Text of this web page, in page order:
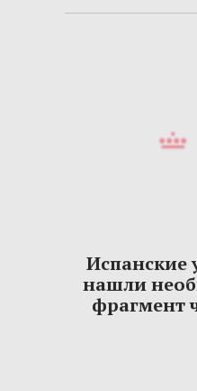
Испанские
нашли
фрагмент